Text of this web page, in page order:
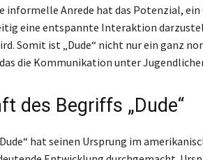
informelle Anrede hat das Potenzial,
eine entspannte Interaktion
Somit ist „Dude“ nicht nur ein ganz
die Kommunikation unter
des Begriffs „Dude“
hat seinen Ursprung im